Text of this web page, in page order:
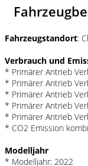
Fahrzeugstandort:
Verbrauch und
* Primärer Antrieb
* Primärer Antrieb
* Primärer Antrieb
* Primärer Antrieb
* Primärer Antrieb
* CO2 Emission
Modelljahr
* Modelljahr: 2022